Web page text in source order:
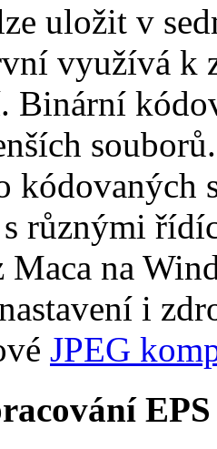
uložit v
využívá k
Binární
kódovaných
různými
Maca na
i
JPEG
EPS